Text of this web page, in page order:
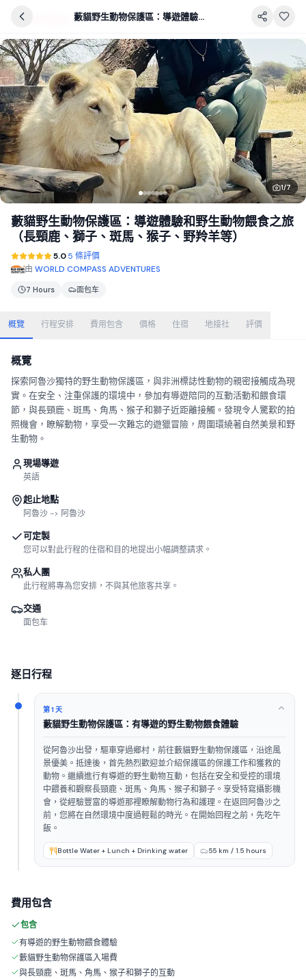
藪貓野生動物保護區：導遊體驗和野生動物餵食之旅（長頸鹿、獅子、斑馬、猴子、野羚羊等）
1/7
藪貓野生動物保護區：導遊體驗和野生動物餵食之旅
（長頸鹿、獅子、斑馬、猴子、野羚羊等）
5.05 條評價
由 WORLD COMPASS ADVENTURES
7 Hours 面包车
概覽 行程安排 費用包含 價格 住宿 地接社 評價
概覽
探索阿魯沙獨特的野生動物保護區，與非洲標誌性動物的親密接觸成為現
實。在安全、注重保護的環境中，參加有導遊陪同的互動活動和餵食環
節，與長頸鹿、斑馬、角馬、猴子和獅子近距離接觸。發現令人驚歎的拍
照機會，瞭解動物，享受一次難忘的遊獵冒險，周圍環繞著自然美景和野
生動物。
現場導遊
英語
起止地點
阿魯沙 -> 阿魯沙
可定製
您可以對此行程的住宿和目的地提出小幅調整請求。
私人團
此行程將專為您安排，不與其他旅客共享。
交通
面包车
逐日行程
第 1 天
藪貓野生動物保護區：有導遊的野生動物餵食體驗
從阿魯沙出發，驅車穿過鄉村，前往藪貓野生動物保護區，沿途風
景優美。抵達後，首先熱烈歡迎並介紹保護區的保護工作和獲救的
動物。繼續進行有導遊的野生動物互動，包括在安全和受控的環境
中餵養和觀察長頸鹿、斑馬、角馬、猴子和獅子。享受特寫攝影機
會，從經驗豐富的導遊那裡瞭解動物行為和護理。在返回阿魯沙之
前，您將在自然環境中度過輕鬆的時光。在開始回程之前，先吃午
飯。
Bottle Water + Lunch + Drinking water 55 km / 1.5 hours
費用包含
包含
有導遊的野生動物餵食體驗
藪貓野生動物保護區入場費
與長頸鹿、斑馬、角馬、猴子和獅子的互動